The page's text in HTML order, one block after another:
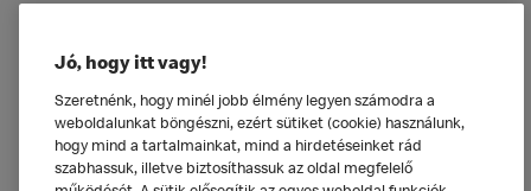
Általános
Jó, hogy itt vagy!
Szeretnénk, hogy minél jobb élmény legyen számodra a
weboldalunkat böngészni, ezért sütiket (cookie) használunk,
hogy mind a tartalmainkat, mind a hirdetéseinket rád
szabhassuk, illetve biztosíthassuk az oldal megfelelő